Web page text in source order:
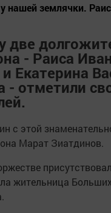
нашей землячки.
две
- Раиса
Екатерина
- отметили
с этой
Марат Зиатдинов.
жительница